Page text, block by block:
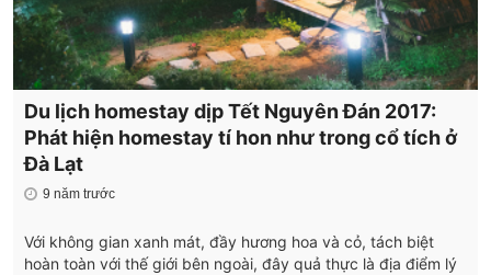
Du lịch homestay dịp Tết Nguyên Đán 2017:
Phát hiện homestay tí hon như trong cổ tích ở
Đà Lạt
9 năm trước
Với không gian xanh mát, đầy hương hoa và cỏ, tách biệt
hoàn toàn với thế giới bên ngoài, đây quả thực là địa điểm lý